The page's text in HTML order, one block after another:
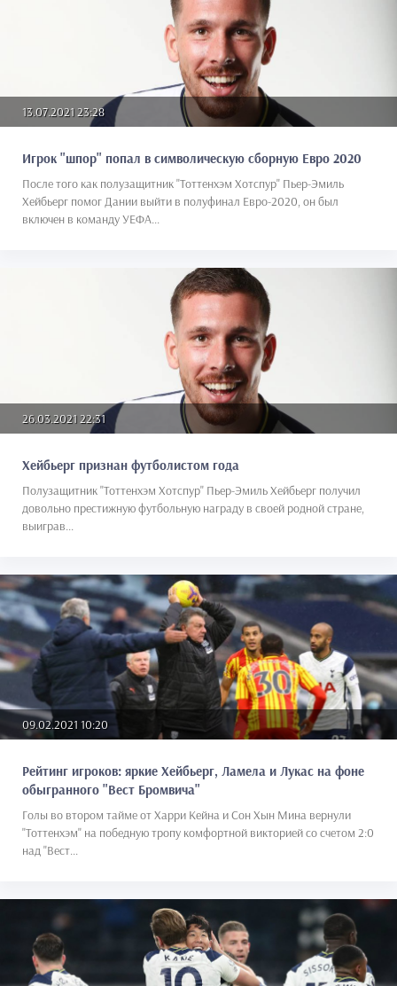
13.07.2021 23:28
Игрок "шпор" попал в символическую сборную Евро 2020
После того как полузащитник "Тоттенхэм Хотспур" Пьер-Эмиль
Хейбьерг помог Дании выйти в полуфинал Евро-2020, он был
включен в команду УЕФА...
26.03.2021 22:31
Хейбьерг признан футболистом года
Полузащитник "Тоттенхэм Хотспур" Пьер-Эмиль Хейбьерг получил
довольно престижную футбольную награду в своей родной стране,
выиграв...
09.02.2021 10:20
Рейтинг игроков: яркие Хейбьерг, Ламела и Лукас на фоне
обыгранного "Вест Бромвича"
Голы во втором тайме от Харри Кейна и Сон Хын Мина вернули
"Тоттенхэм" на победную тропу комфортной викторией со счетом 2:0
над "Вест...